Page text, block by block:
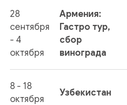
28
сентября
- 4
октября
Армения:
Гастро тур,
сбор
винограда
8 - 18
октября
Узбекистан